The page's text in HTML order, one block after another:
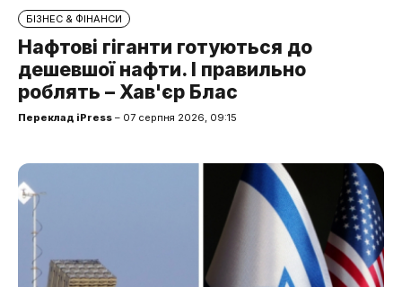
БІЗНЕС & ФІНАНСИ
Нафтові гіганти готуються до
дешевшої нафти. І правильно
роблять – Хав'єр Блас
Переклад iPress – 07 серпня 2026, 09:15